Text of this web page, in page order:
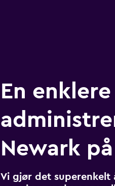
En
Newark på
Vi gjør det superenkelt